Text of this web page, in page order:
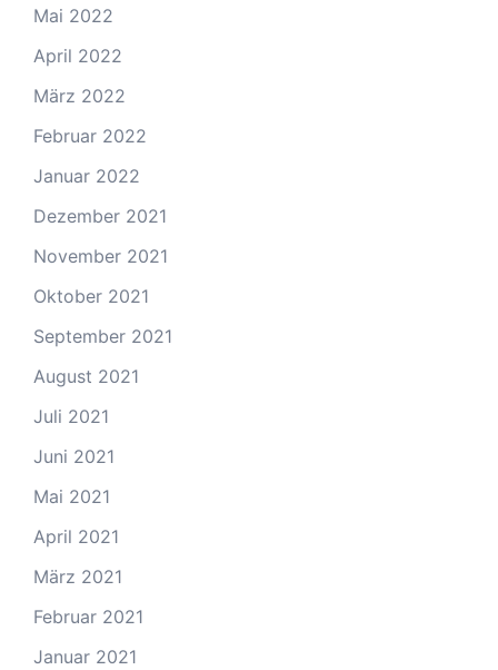
Mai 2022
April 2022
März 2022
Februar 2022
Januar 2022
Dezember 2021
November 2021
Oktober 2021
September 2021
August 2021
Juli 2021
Juni 2021
Mai 2021
April 2021
März 2021
Februar 2021
Januar 2021